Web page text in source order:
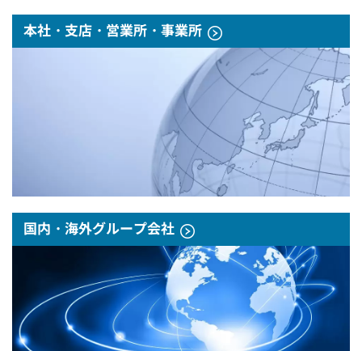
本社・支店・営業所・事業所
国内・海外グループ会社